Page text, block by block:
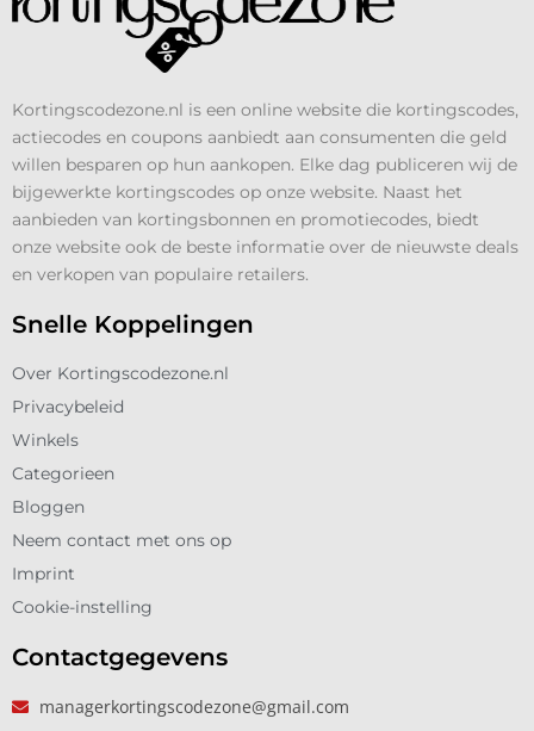
Kortingscodezone.nl is een online website die kortingscodes,
actiecodes en coupons aanbiedt aan consumenten die geld
willen besparen op hun aankopen. Elke dag publiceren wij de
bijgewerkte kortingscodes op onze website. Naast het
aanbieden van kortingsbonnen en promotiecodes, biedt
onze website ook de beste informatie over de nieuwste deals
en verkopen van populaire retailers.
Snelle Koppelingen
Over Kortingscodezone.nl
Privacybeleid
Winkels
Categorieen
Bloggen
Neem contact met ons op
Imprint
Cookie-instelling
Contactgegevens
managerkortingscodezone@gmail.com